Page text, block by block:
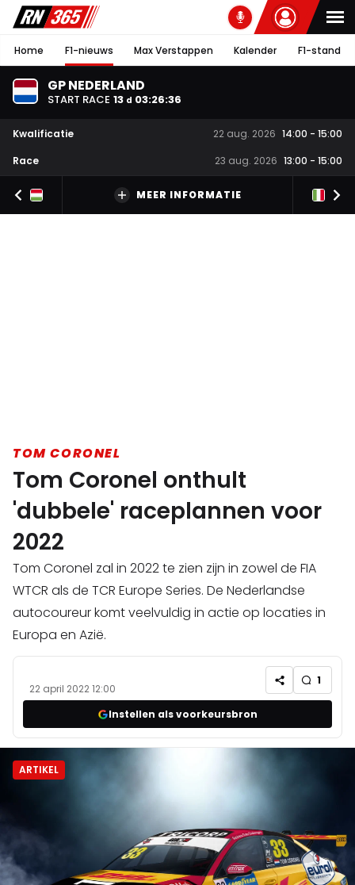
Home F1-nieuws Max Verstappen Kalender F1-stand
GP NEDERLAND
START RACE 13 d 03:26:35
Kwalificatie 22 aug. 2026 14:00 - 15:00
Race
23 aug. 2026 13:00 - 15:00
MEER INFORMATIE
TOM CORONEL
Tom Coronel onthult
'dubbele' raceplannen voor
2022
Tom Coronel zal in 2022 te zien zijn in zowel de FIA
WTCR als de TCR Europe Series. De Nederlandse
autocoureur komt veelvuldig in actie op locaties in
Europa en Azië.
22 april 2022 12:00
1
Instellen als voorkeursbron
ARTIKEL